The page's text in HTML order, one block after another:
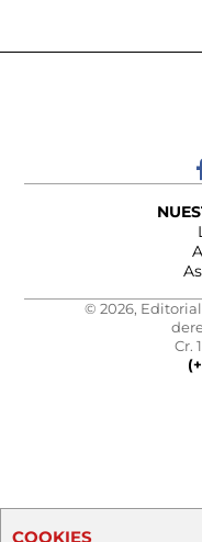
© 2026, Editorial
Cr.
COOKIES